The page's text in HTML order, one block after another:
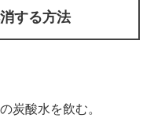
する方法
炭酸水を飲む。